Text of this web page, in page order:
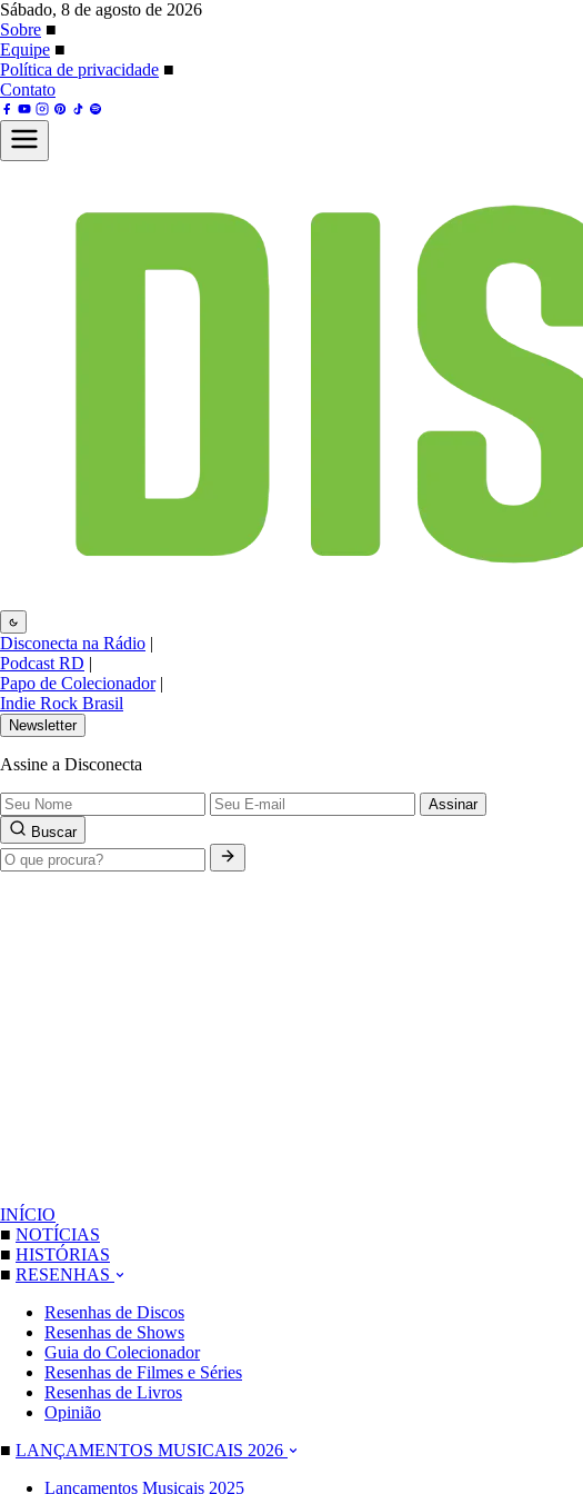
Sábado, 8 de agosto de 2026
Sobre ■
Equipe ■
Política de privacidade ■
Contato
Disconecta na Rádio |
Podcast RD |
Papo de Colecionador |
Indie Rock Brasil
Newsletter
Assine a Disconecta
Assinar
Buscar
INÍCIO
■ NOTÍCIAS
■ HISTÓRIAS
■ RESENHAS
Resenhas de Discos
Resenhas de Shows
Guia do Colecionador
Resenhas de Filmes e Séries
Resenhas de Livros
Opinião
■ LANÇAMENTOS MUSICAIS 2026
Lançamentos Musicais 2025